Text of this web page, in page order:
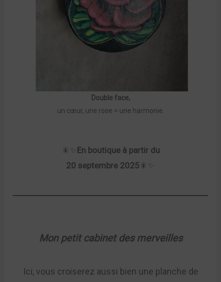
Double face,
un cœur, une rose = une harmonie.
🎇✨
En boutique à partir du
20 septembre 2025 🎇✨
Mon petit cabinet des merveilles
Ici, vous croiserez aussi bien une planche de